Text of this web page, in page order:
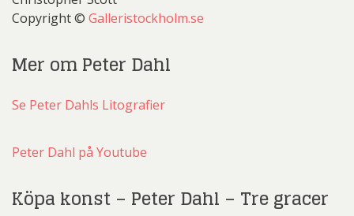
Copyright © Galleristockholm.se
Mer om Peter Dahl
Se Peter Dahls Litografier
Peter Dahl på Youtube
Köpa konst – Peter Dahl – Tre gracer